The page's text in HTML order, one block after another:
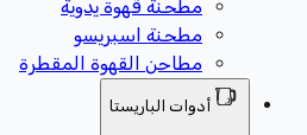
مطحنة قهوة يدوية
مطحنة اسبريسو
مطاحن القهوة المقطرة
أدوات الباريستا